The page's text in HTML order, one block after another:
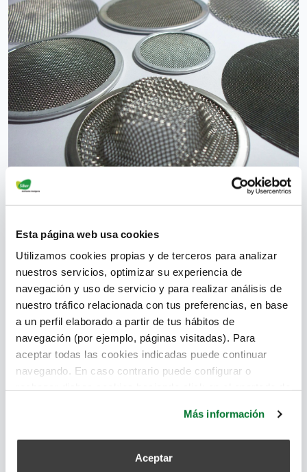
Esta página web usa cookies
Utilizamos cookies propias y de terceros para analizar
nuestros servicios, optimizar su experiencia de
navegación y uso de servicio y para realizar análisis de
nuestro tráfico relacionada con tus preferencias, en base
a un perfil elaborado a partir de tus hábitos de
navegación (por ejemplo, páginas visitadas). Para
aceptar todas las cookies indicadas puede continuar
navegando. En caso contrario puede configurar o
Más información
Aceptar
Los filtros de aire son dispositivos diseñados para
disminuir la concentración de las partículas que se
encuentran en suspensión en el aire.
separadores de polvo,partículas en suspensión,pérdida de
carga ,calidad del aire, filtro de aire ,filtros electrostáticos
filtros húmedos,filtros secos,separadores por gravedad
separadores por fuerza de inercia,separadores húmedos
Filtros para la contaminación